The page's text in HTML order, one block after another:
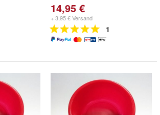
14,95 €
+ 3,95 € Versand
1